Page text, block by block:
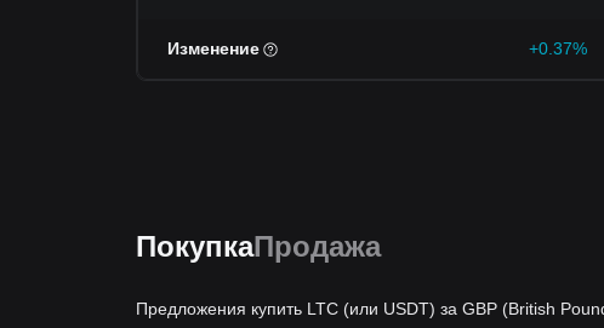
Изменение +0.37%
ПокупкаПродажа
Предложения купить LTC (или USDT) за GBP (British